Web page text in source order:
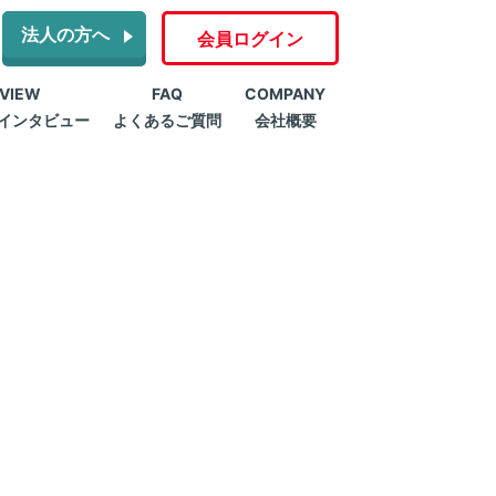
法人の方へ 会員ログイン
ンタビュー
FAQ
よくあるご質問
COMPANY
会社概要